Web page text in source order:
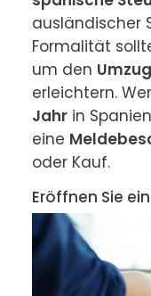
ausländischer
Formalität
um den
erleichtern.
Jahr in
eine
oder Kauf.
Eröffnen Sie